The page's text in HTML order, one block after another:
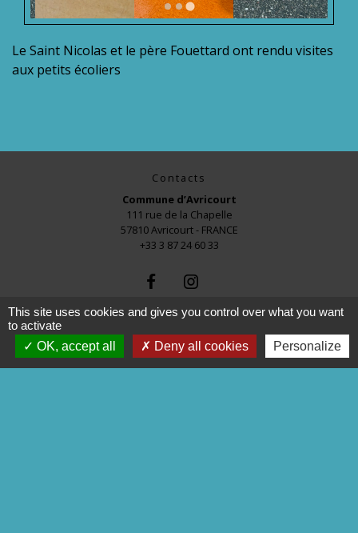
Le Saint Nicolas et le père Fouettard ont rendu visites
aux petits écoliers
Contacts
Commune d’Avricourt
111 rue de la Chapelle
57810 Avricourt - FRANCE
+33 3 87 24 60 33
This site uses cookies and gives you control over what you want
to activate
OK, accept all
Deny all cookies Personalize